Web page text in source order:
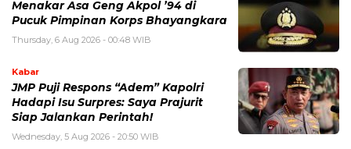
Menakar Asa Geng Akpol ’94 di
Pucuk Pimpinan Korps Bhayangkara
Thursday, 6 Aug 2026 - 00:48 WIB
Kabar
JMP Puji Respons “Adem” Kapolri
Hadapi Isu Surpres: Saya Prajurit
Siap Jalankan Perintah!
Wednesday, 5 Aug 2026 - 20:50 WIB